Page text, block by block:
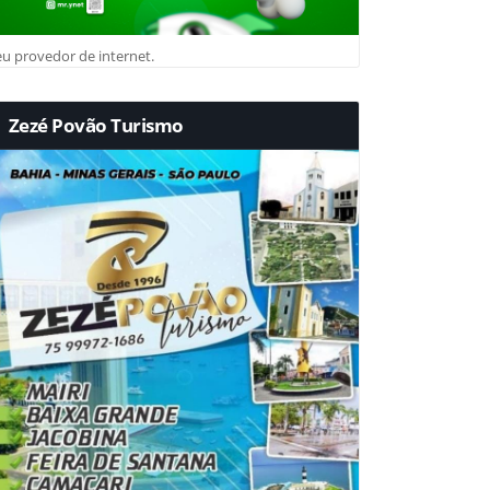
provedor de internet.
Zezé Povão Turismo